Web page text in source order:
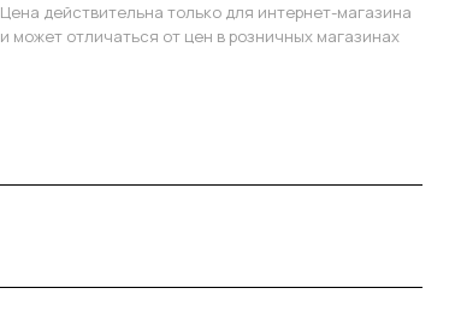
Цена действительна только для интернет-магазина
и может отличаться от цен в розничных магазинах